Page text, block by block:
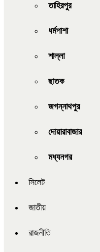
তাহিরপুর
ধর্মপাশা
শাল্লা
ছাতক
জগন্নাথপুর
দোয়ারাবাজার
মধ্যনগর
সিলেট
জাতীয়
রাজনীতি